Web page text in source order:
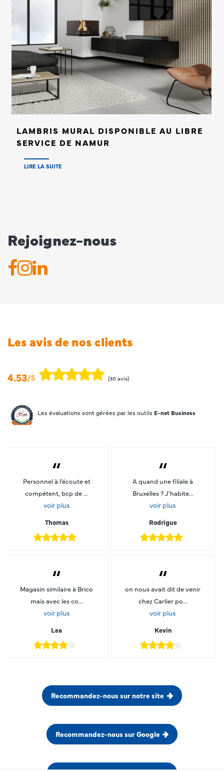
LAMBRIS MURAL DISPONIBLE AU LIBRE
SERVICE DE NAMUR
LIRE LA SUITE
Rejoignez-nous
Les avis de nos clients
4.53/5 (30 avis)
Les évaluations sont gérées par les outils E-net Business
“
Personnel à l'écoute et
compétent, bcp de ...
voir plus
Thomas
“
A quand une filiale à
Bruxelles ? J'habite...
voir plus
Rodrigue
“
Magasin similaire à Brico
mais avec les co...
voir plus
Lea
“
on nous avait dit de venir
chez Carlier po...
voir plus
Kevin
Recommandez-nous sur notre site
Recommandez-nous sur Google